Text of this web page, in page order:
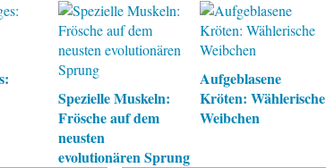
Spezielle Muskeln:
Frösche auf dem
neusten
evolutionären Sprung
Aufgeblasene
Kröten: Wählerische
Weibchen